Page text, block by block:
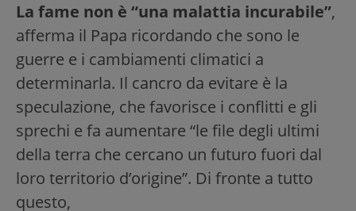
La fame non è “una malattia incurabile”,
afferma il Papa ricordando che sono le
guerre e i cambiamenti climatici a
determinarla. Il cancro da evitare è la
speculazione, che favorisce i conflitti e gli
sprechi e fa aumentare “le file degli ultimi
della terra che cercano un futuro fuori dal
loro territorio d’origine”. Di fronte a tutto
questo,